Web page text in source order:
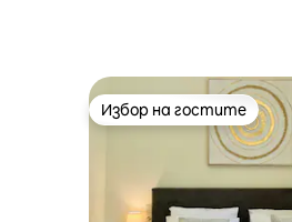
Избор на гостите
Избор на гостите